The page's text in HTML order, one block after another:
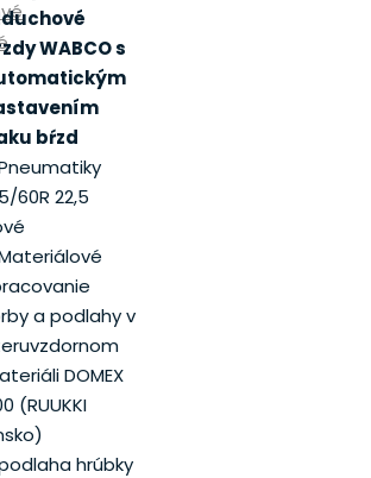
WABCO s
bŕzd
60R 22,5
a podlahy v
DOMEX
(RUUKKI
hrúbky